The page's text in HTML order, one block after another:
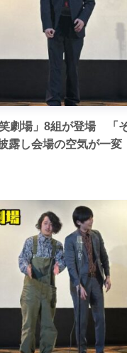
劇場」8組が登場 「
露し会場の空気が一変